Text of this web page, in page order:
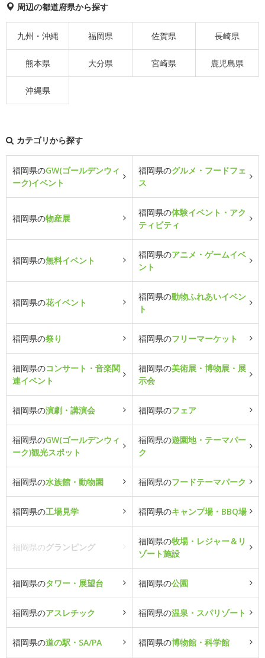
周辺の都道府県から探す
九州・沖縄 福岡県 佐賀県 長崎県
熊本県 大分県 宮崎県 鹿児島県
沖縄県
カテゴリから探す
福岡県のGW(ゴールデンウィ
ーク)イベント
福岡県のグルメ・フードフェ
ス
福岡県の物産展
福岡県の体験イベント・アク
ティビティ
福岡県の無料イベント
福岡県のアニメ・ゲームイベ
ント
福岡県の花イベント
福岡県の動物ふれあいイベン
ト
福岡県の祭り 福岡県のフリーマーケット
福岡県のコンサート・音楽関
連イベント
福岡県の美術展・博物展・展
示会
福岡県の演劇・講演会 福岡県のフェア
福岡県のGW(ゴールデンウィ
ーク)観光スポット
福岡県の遊園地・テーマパー
ク
福岡県の水族館・動物園 福岡県のフードテーマパーク
福岡県の工場見学 福岡県のキャンプ場・BBQ場
福岡県のグランピング
福岡県の牧場・レジャー＆リ
ゾート施設
福岡県のタワー・展望台 福岡県の公園
福岡県のアスレチック 福岡県の温泉・スパリゾート
福岡県の道の駅・SA/PA 福岡県の博物館・科学館